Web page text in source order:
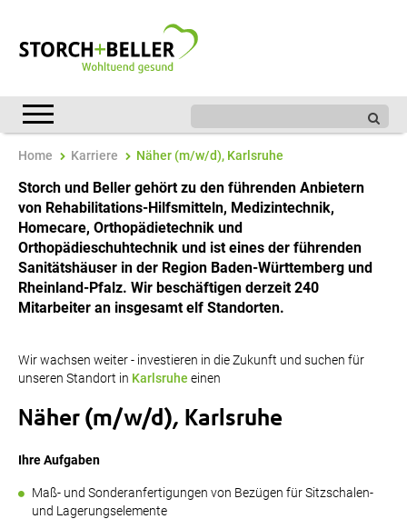
Home Karriere Näher (m/w/d), Karlsruhe
Storch und Beller gehört zu den führenden Anbietern
von Rehabilitations-Hilfsmitteln, Medizintechnik,
Homecare, Orthopädietechnik und
Orthopädieschuhtechnik und ist eines der führenden
Sanitätshäuser in der Region Baden-Württemberg und
Rheinland-Pfalz. Wir beschäftigen derzeit 240
Mitarbeiter an insgesamt elf Standorten.
Wir wachsen weiter - investieren in die Zukunft und suchen für
unseren Standort in Karlsruhe einen
Näher (m/w/d), Karlsruhe
Ihre Aufgaben
Maß- und Sonderanfertigungen von Bezügen für Sitzschalen-
und Lagerungselemente